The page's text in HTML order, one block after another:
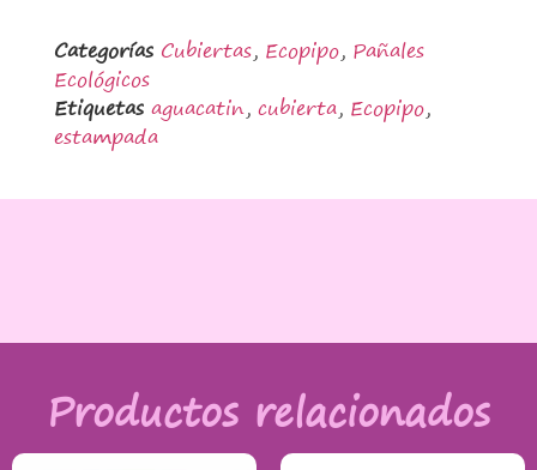
Categorías Cubiertas, Ecopipo, Pañales
Ecológicos
Etiquetas aguacatin, cubierta, Ecopipo,
estampada
Productos relacionados